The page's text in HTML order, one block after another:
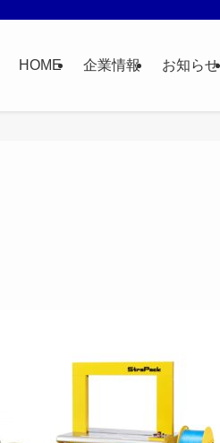
HOME 企業情報 お知らせ